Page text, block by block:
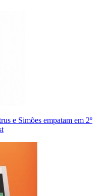
e Simões empatam em 2º